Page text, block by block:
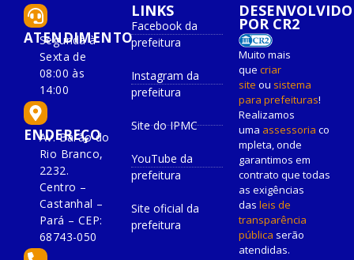
ATENDIMENTO
Segunda à
Sexta de
08:00 às
14:00
ENDEREÇO
Av. Barão do
Rio Branco,
2232.
Centro –
Castanhal –
Pará – CEP:
68743-050
LINKS
Facebook da
prefeitura
Instagram da
prefeitura
Site do IPMC
YouTube da
prefeitura
Site oficial da
prefeitura
DESENVOLVIDO
POR CR2
Muito mais
que criar
site ou sistema
para prefeituras!
Realizamos
uma assessoria co
mpleta, onde
garantimos em
contrato que todas
as exigências
das leis de
transparência
pública serão
atendidas.